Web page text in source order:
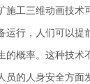
施工三维动画技术
运行，人们可以提
的概率。这种技术
的人身安全方面